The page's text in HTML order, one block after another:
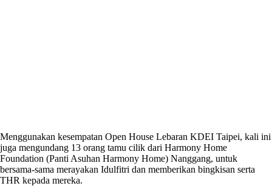
Menggunakan kesempatan Open House Lebaran KDEI Taipei, kali ini
juga mengundang 13 orang tamu cilik dari Harmony Home
Foundation (Panti Asuhan Harmony Home) Nanggang, untuk
bersama-sama merayakan Idulfitri dan memberikan bingkisan serta
THR kepada mereka.